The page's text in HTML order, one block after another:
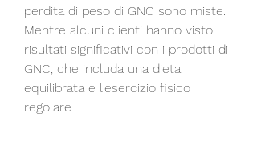
perdita di peso di GNC sono miste.
Mentre alcuni clienti hanno visto
risultati significativi con i prodotti di
GNC, che includa una dieta
equilibrata e l'esercizio fisico
regolare.